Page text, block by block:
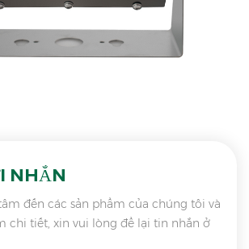
NHẮN
đến các sản phẩm của chúng tôi và
chi tiết, xin vui lòng để lại tin nhắn ở